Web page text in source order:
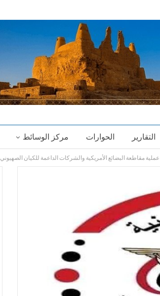
التقارير الحوارات مركز الوسائط
مقاطعة البضائع الأمريكية والشركات الداعمة للكيان الصهيوني